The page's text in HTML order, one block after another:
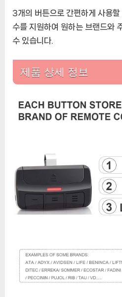
3개의 버튼으로 간편하게 사용
수를 지원하여 원하는 브랜드와
수 있습니다.
제품 상세 정보